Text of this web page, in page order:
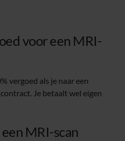
voor een MRI-
vergoed als je naar een
Je betaalt wel eigen
MRI-scan